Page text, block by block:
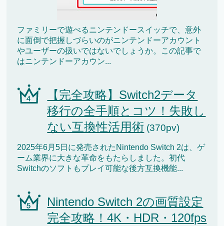
ファミリーで遊べるニンテンドースイッチで、意外
に面倒で把握しづらいのがニンテンドーアカウント
やユーザーの扱いではないでしょうか。この記事で
はニンテンドーアカウン...
【完全攻略】Switch2データ
移行の全手順とコツ！失敗し
ない互換性活用術 (370pv)
2025年6月5日に発売されたNintendo Switch 2は、ゲ
ーム業界に大きな革命をもたらしました。初代
Switchのソフトもプレイ可能な後方互換機能...
Nintendo Switch 2の画質設定
完全攻略！4K・HDR・120fps